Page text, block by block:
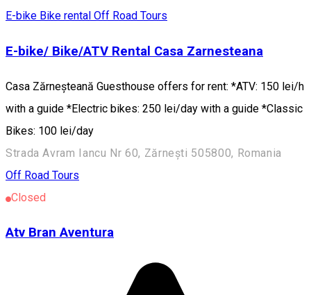
E-bike Bike rental Off Road Tours
E-bike/ Bike/ATV Rental Casa Zarnesteana
Casa Zărneșteană Guesthouse offers for rent: *ATV: 150 lei/h
with a guide *Electric bikes: 250 lei/day with a guide *Classic
Bikes: 100 lei/day
Strada Avram Iancu Nr 60, Zărnești 505800, Romania
Off Road Tours
Closed
Atv Bran Aventura